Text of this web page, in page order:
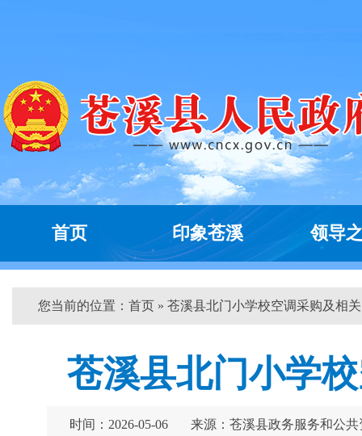
首页 印象苍溪 领导
您当前的位置： 首页 » 苍溪县北门小学校空调采购及相
苍溪县北门小学
时间：2026-05-06 来源：苍溪县政务服务和公